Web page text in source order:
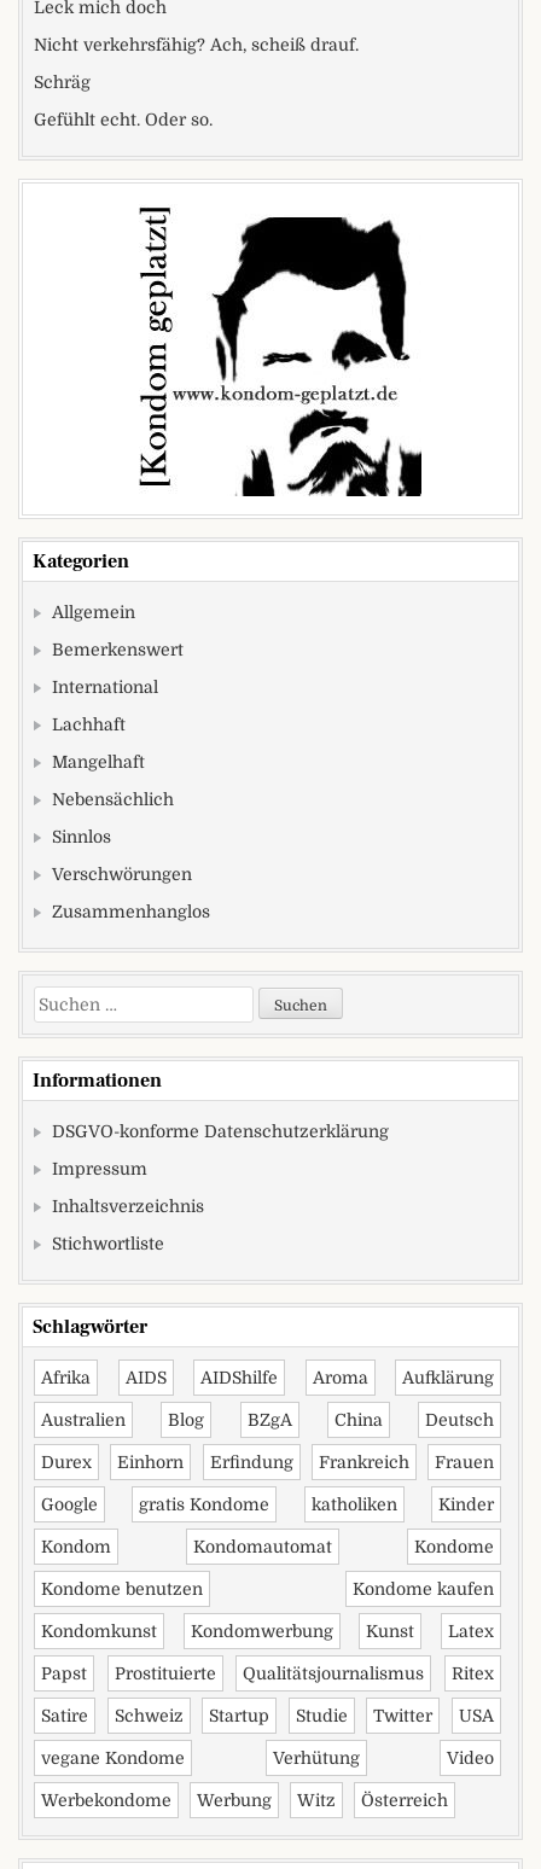
Leck mich doch
Nicht verkehrsfähig? Ach, scheiß drauf.
Schräg
Gefühlt echt. Oder so.
Kategorien
Allgemein
Bemerkenswert
International
Lachhaft
Mangelhaft
Nebensächlich
Sinnlos
Verschwörungen
Zusammenhanglos
Suchen nach:
Informationen
DSGVO-konforme Datenschutzerklärung
Impressum
Inhaltsverzeichnis
Stichwortliste
Schlagwörter
Afrika AIDS AIDShilfe Aroma Aufklärung
Australien Blog BZgA China Deutsch
Durex Einhorn Erfindung Frankreich Frauen
Google gratis Kondome katholiken Kinder
Kondom Kondomautomat Kondome
Kondome benutzen Kondome kaufen
Kondomkunst Kondomwerbung Kunst Latex
Papst Prostituierte Qualitätsjournalismus Ritex
Satire Schweiz Startup Studie Twitter USA
vegane Kondome Verhütung Video
Werbekondome Werbung Witz Österreich